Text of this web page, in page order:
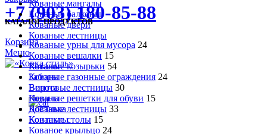
+7 (903) 180-85-88
Корзина
Меню
Кованые мангалы
Кованые балконы
Кованые двери
Кованые лестницы
Каталог
Заборы
Ворота
Перила
Доставка
Контакты
КАТАЛОГ ПРОДУКТОВ
Кованые урны для мусора 24
Кованые вешалки 15
Кованые козырьки 54
Кованые газонные ограждения 24
Винтовые лестницы 30
Кованые решетки для обуви 15
Кованые лестницы 33
Кованые столы 15
Кованое крыльцо 24